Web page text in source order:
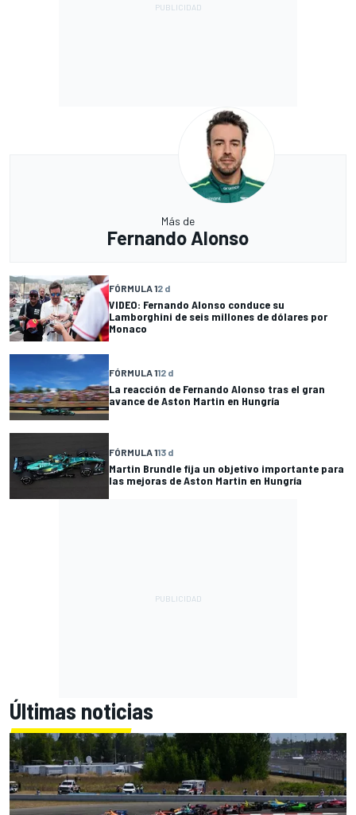
Más de
Fernando Alonso
FÓRMULA 12 d
VIDEO: Fernando Alonso conduce su
Lamborghini de seis millones de dólares por
Monaco
FÓRMULA 112 d
La reacción de Fernando Alonso tras el gran
avance de Aston Martin en Hungría
FÓRMULA 113 d
Martin Brundle fija un objetivo importante para
las mejoras de Aston Martin en Hungría
Últimas noticias